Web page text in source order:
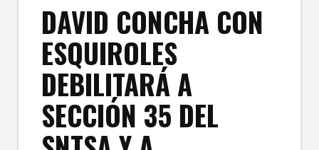
DAVID CONCHA CON
ESQUIROLES
DEBILITARÁ A
SECCIÓN 35 DEL